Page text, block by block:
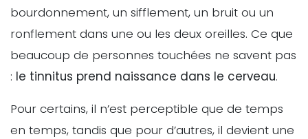
bourdonnement, un sifflement, un bruit ou un
ronflement dans une ou les deux oreilles. Ce que
beaucoup de personnes touchées ne savent pas
: le tinnitus prend naissance dans le cerveau.
Pour certains, il n’est perceptible que de temps
en temps, tandis que pour d’autres, il devient une